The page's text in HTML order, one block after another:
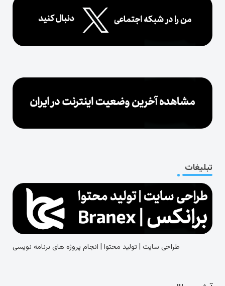
تبلیغات
طراحی سایت | تولید محتوا | انجام پروژه های برنامه نویسی